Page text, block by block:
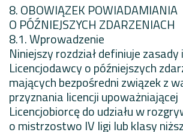
8. OBOWIĄZEK POWIADAMIANIA
O PÓŹNIEJSZYCH ZDARZENIACH
8.1. Wprowadzenie
Niniejszy rozdział definiuje
Licencjodawcy o późniejszych
mających bezpośredni związek z
przyznania licencji upoważniającej
Licencjobiorcę do udziału w
o mistrzostwo IV ligi lub klasy